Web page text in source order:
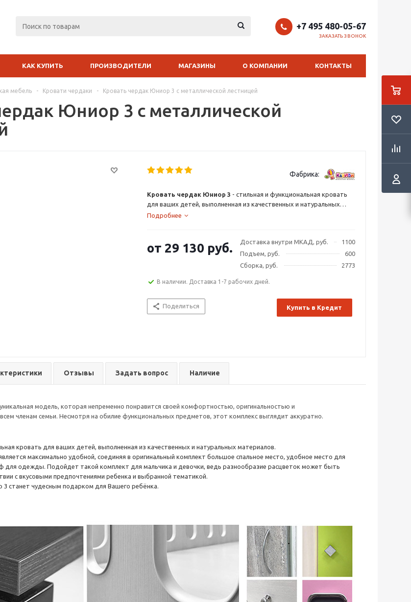
+7 495 480-05-67
ЗАКАЗАТЬ ЗВОНОК
КАК КУПИТЬ ПРОИЗВОДИТЕЛИ МАГАЗИНЫ О КОМПАНИИ КОНТАКТЫ
мебель - Кровати чердаки - Кровать чердак Юниор 3 с металлической лестницей
Юниор 3 с металлической
Фабрика:
Кровать чердак Юниор 3 - стильная и функциональная кровать
для ваших детей, выполненная из качественных и натуральных
материалов. Такая детская мебель является максимально удобной
одежды.
Подробнее
Доставка внутри МКАД, руб.
1100
Подъем, руб.
600
Сборка, руб.
2773
от 29 130 руб.
В наличии. Доставка 1-7 рабочих дней.
Поделиться Купить в Кредит
Отзывы Задать вопрос Наличие
модель, которая непременно понравится своей комфортностью, оригинальностью и
членам семьи. Несмотря на обилие функциональных предметов, этот комплекс выглядит аккуратно.
кровать для ваших детей, выполненная из качественных и натуральных материалов.
максимально удобной, соединяя в оригинальный комплект большое спальное место, удобное место для
для одежды. Подойдет такой комплект для мальчика и девочки, ведь разнообразие расцветок может быть
с вкусовыми предпочтениями ребенка и выбранной тематикой.
станет чудесным подарком для Вашего ребёнка.